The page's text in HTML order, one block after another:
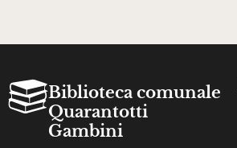
Biblioteca comunale
Quarantotti
Gambini